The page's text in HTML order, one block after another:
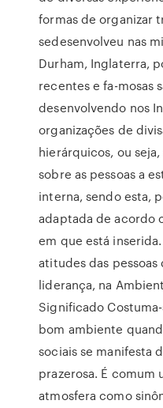
formas de organizar
sedesenvolveu nas
Durham, Inglaterra,
recentes e fa-mosas
desenvolvendo nos
organizações de
hierárquicos, ou
sobre as pessoas a
interna, sendo esta,
adaptada de acordo
em que está
atitudes das
liderança, na
Significado
bom ambiente
sociais se manifesta
prazerosa. É comum
atmosfera como